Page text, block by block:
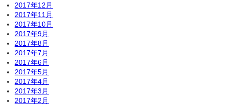
2017年12月
2017年11月
2017年10月
2017年9月
2017年8月
2017年7月
2017年6月
2017年5月
2017年4月
2017年3月
2017年2月